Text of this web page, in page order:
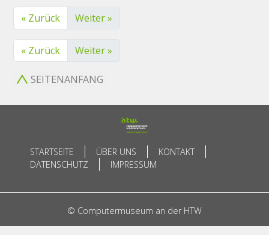
« Zurück Weiter »
« Zurück Weiter »
SEITENANFANG
STARTSEITE ÜBER UNS
KONTAKT
DATENSCHUTZ
IMPRESSUM
© Computermuseum an der HTW